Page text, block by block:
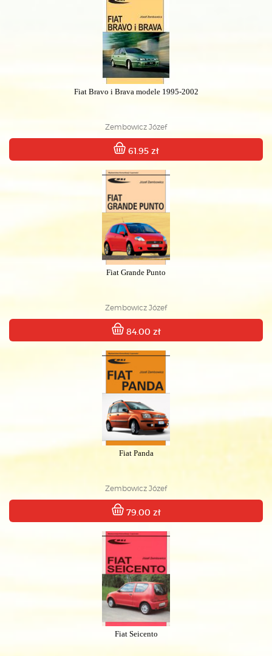
Fiat Bravo i Brava modele 1995-2002
Zembowicz Józef
61.95 zł
Fiat Grande Punto
Zembowicz Józef
84.00 zł
Fiat Panda
Zembowicz Józef
79.00 zł
Fiat Seicento